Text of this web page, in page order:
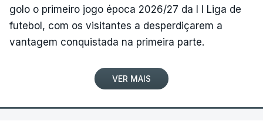
golo o primeiro jogo época 2026/27 da I I Liga de
futebol, com os visitantes a desperdiçarem a
vantagem conquistada na primeira parte.
VER MAIS